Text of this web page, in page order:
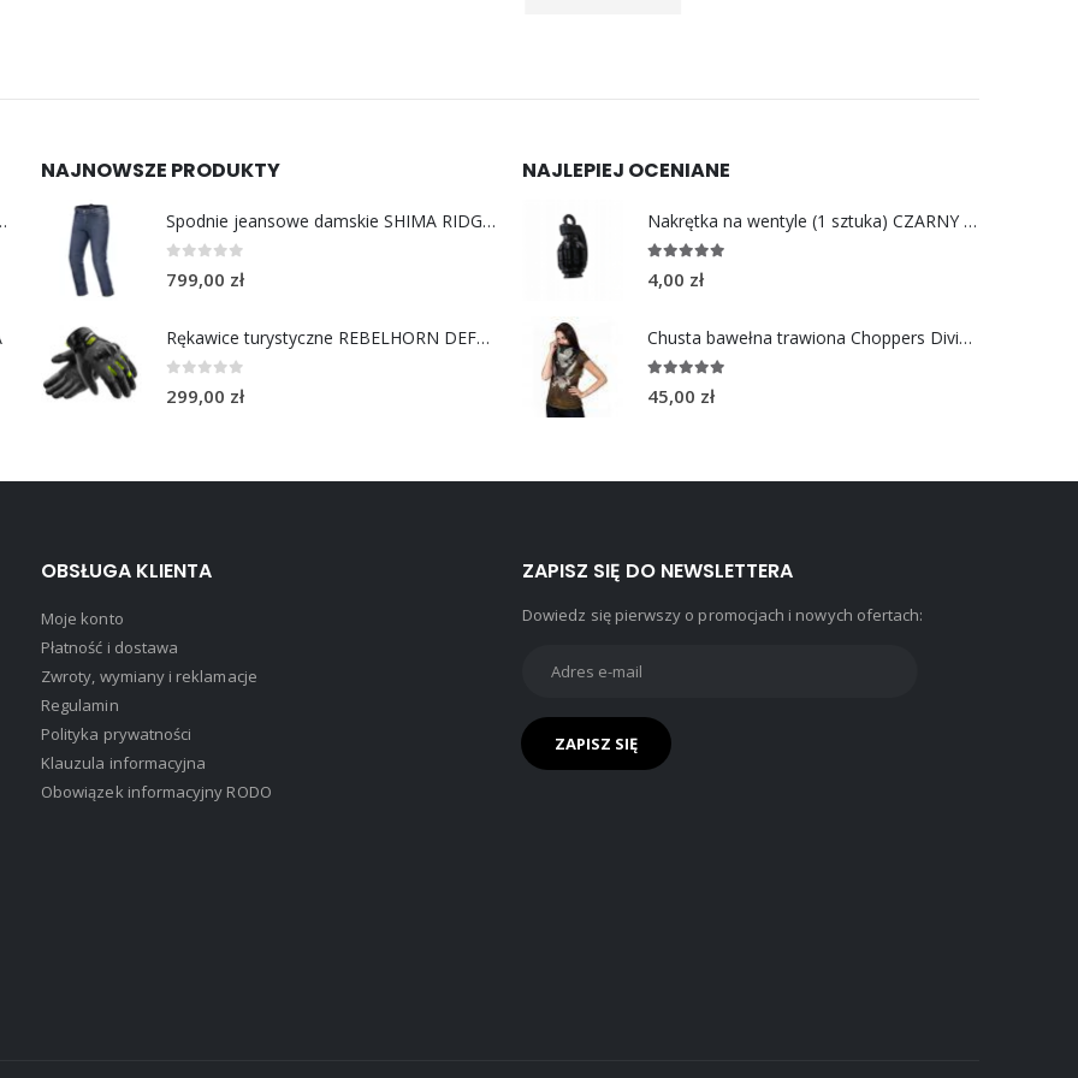
MotoSafe Pro
NAJNOWSZE PRODUKTY
Spodnie jeansowe damskie SHIMA RIDGE LADY blue
out of 5
799,00 zł
Rękawice turystyczne REBELHORN DEFENDER black yellow fluo
out of 5
299,00 zł
NAJLEPIEJ OCENIANE
Nakrętka na wentyle (1 sztuka) CZARNY GRANAT
out of 5
4,00 zł
Chusta bawełna trawiona Choppers Division PHOENIX
out of 5
45,00 zł
OBSŁUGA KLIENTA
Moje konto
Płatność i dostawa
Zwroty, wymiany i reklamacje
Regulamin
Polityka prywatności
Klauzula informacyjna
Obowiązek informacyjny RODO
ZAPISZ SIĘ DO NEWSLETTERA
Dowiedz się pierwszy o promocjach i nowych ofertach: